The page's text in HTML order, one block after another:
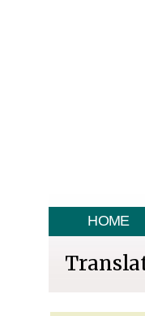
HOME